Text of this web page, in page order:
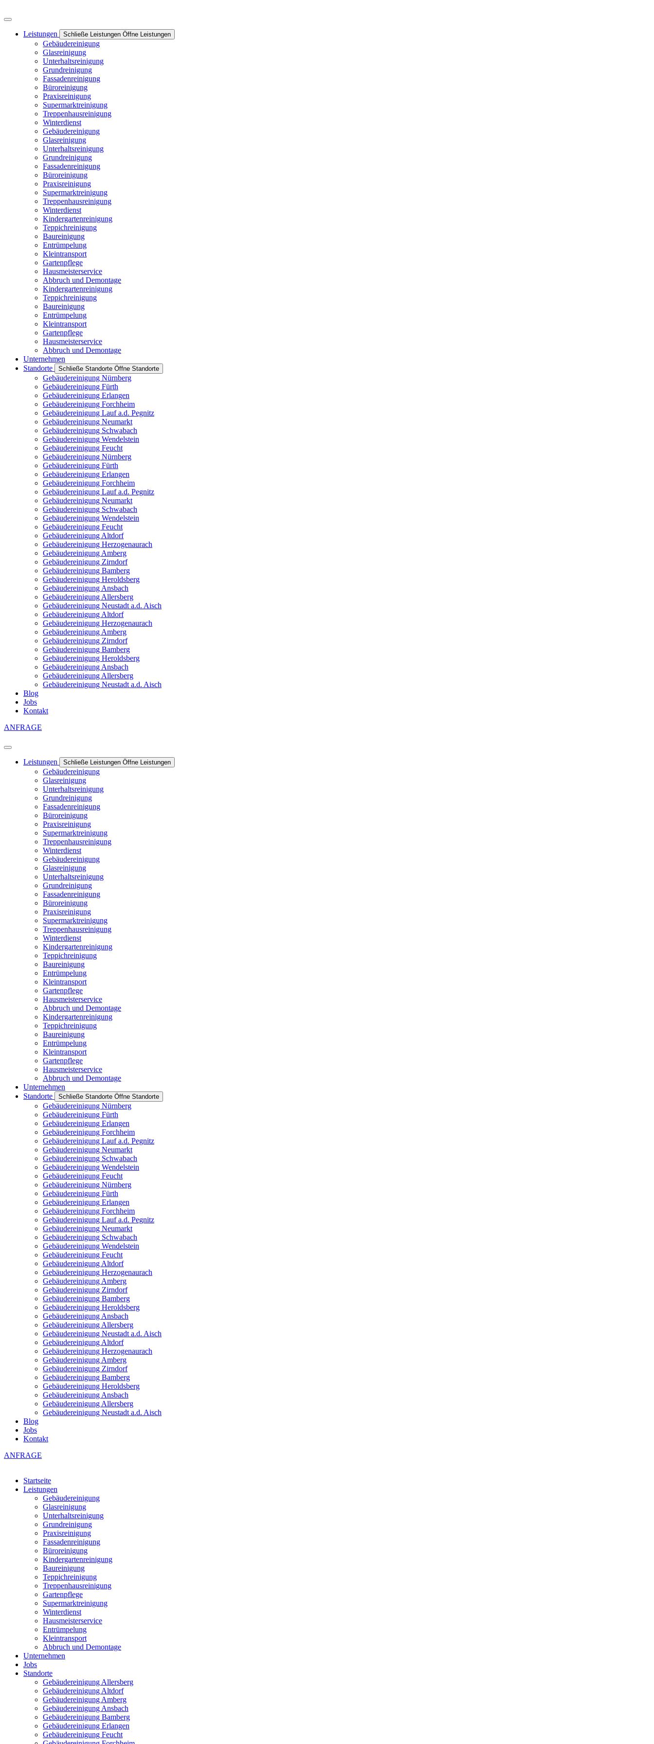
Leistungen Schließe Leistungen Öffne Leistungen
Gebäudereinigung
Glasreinigung
Unterhaltsreinigung
Grundreinigung
Fassadenreinigung
Büroreinigung
Praxisreinigung
Supermarktreinigung
Treppenhausreinigung
Winterdienst
Gebäudereinigung
Glasreinigung
Unterhaltsreinigung
Grundreinigung
Fassadenreinigung
Büroreinigung
Praxisreinigung
Supermarktreinigung
Treppenhausreinigung
Winterdienst
Kindergartenreinigung
Teppichreinigung
Baureinigung
Entrümpelung
Kleintransport
Gartenpflege
Hausmeisterservice
Abbruch und Demontage
Kindergartenreinigung
Teppichreinigung
Baureinigung
Entrümpelung
Kleintransport
Gartenpflege
Hausmeisterservice
Abbruch und Demontage
Unternehmen
Standorte
Schließe Standorte Öffne Standorte
Gebäudereinigung Nürnberg
Gebäudereinigung Fürth
Gebäudereinigung Erlangen
Gebäudereinigung Forchheim
Gebäudereinigung Lauf a.d. Pegnitz
Gebäudereinigung Neumarkt
Gebäudereinigung Schwabach
Gebäudereinigung Wendelstein
Gebäudereinigung Feucht
Gebäudereinigung Nürnberg
Gebäudereinigung Fürth
Gebäudereinigung Erlangen
Gebäudereinigung Forchheim
Gebäudereinigung Lauf a.d. Pegnitz
Gebäudereinigung Neumarkt
Gebäudereinigung Schwabach
Gebäudereinigung Wendelstein
Gebäudereinigung Feucht
Gebäudereinigung Altdorf
Gebäudereinigung Herzogenaurach
Gebäudereinigung Amberg
Gebäudereinigung Zirndorf
Gebäudereinigung Bamberg
Gebäudereinigung Heroldsberg
Gebäudereinigung Ansbach
Gebäudereinigung Allersberg
Gebäudereinigung Neustadt a.d. Aisch
Gebäudereinigung Altdorf
Gebäudereinigung Herzogenaurach
Gebäudereinigung Amberg
Gebäudereinigung Zirndorf
Gebäudereinigung Bamberg
Gebäudereinigung Heroldsberg
Gebäudereinigung Ansbach
Gebäudereinigung Allersberg
Gebäudereinigung Neustadt a.d. Aisch
Blog
Jobs
Kontakt
ANFRAGE
Leistungen Schließe Leistungen Öffne Leistungen
Gebäudereinigung
Glasreinigung
Unterhaltsreinigung
Grundreinigung
Fassadenreinigung
Büroreinigung
Praxisreinigung
Supermarktreinigung
Treppenhausreinigung
Winterdienst
Gebäudereinigung
Glasreinigung
Unterhaltsreinigung
Grundreinigung
Fassadenreinigung
Büroreinigung
Praxisreinigung
Supermarktreinigung
Treppenhausreinigung
Winterdienst
Kindergartenreinigung
Teppichreinigung
Baureinigung
Entrümpelung
Kleintransport
Gartenpflege
Hausmeisterservice
Abbruch und Demontage
Kindergartenreinigung
Teppichreinigung
Baureinigung
Entrümpelung
Kleintransport
Gartenpflege
Hausmeisterservice
Abbruch und Demontage
Unternehmen
Standorte
Schließe Standorte Öffne Standorte
Gebäudereinigung Nürnberg
Gebäudereinigung Fürth
Gebäudereinigung Erlangen
Gebäudereinigung Forchheim
Gebäudereinigung Lauf a.d. Pegnitz
Gebäudereinigung Neumarkt
Gebäudereinigung Schwabach
Gebäudereinigung Wendelstein
Gebäudereinigung Feucht
Gebäudereinigung Nürnberg
Gebäudereinigung Fürth
Gebäudereinigung Erlangen
Gebäudereinigung Forchheim
Gebäudereinigung Lauf a.d. Pegnitz
Gebäudereinigung Neumarkt
Gebäudereinigung Schwabach
Gebäudereinigung Wendelstein
Gebäudereinigung Feucht
Gebäudereinigung Altdorf
Gebäudereinigung Herzogenaurach
Gebäudereinigung Amberg
Gebäudereinigung Zirndorf
Gebäudereinigung Bamberg
Gebäudereinigung Heroldsberg
Gebäudereinigung Ansbach
Gebäudereinigung Allersberg
Gebäudereinigung Neustadt a.d. Aisch
Gebäudereinigung Altdorf
Gebäudereinigung Herzogenaurach
Gebäudereinigung Amberg
Gebäudereinigung Zirndorf
Gebäudereinigung Bamberg
Gebäudereinigung Heroldsberg
Gebäudereinigung Ansbach
Gebäudereinigung Allersberg
Gebäudereinigung Neustadt a.d. Aisch
Blog
Jobs
Kontakt
ANFRAGE
Startseite
Leistungen
Gebäudereinigung
Glasreinigung
Unterhaltsreinigung
Grundreinigung
Praxisreinigung
Fassadenreinigung
Büroreinigung
Kindergartenreinigung
Baureinigung
Teppichreinigung
Treppenhausreinigung
Gartenpflege
Supermarktreinigung
Winterdienst
Hausmeisterservice
Entrümpelung
Kleintransport
Abbruch und Demontage
Unternehmen
Jobs
Standorte
Gebäudereinigung Allersberg
Gebäudereinigung Altdorf
Gebäudereinigung Amberg
Gebäudereinigung Ansbach
Gebäudereinigung Bamberg
Gebäudereinigung Erlangen
Gebäudereinigung Feucht